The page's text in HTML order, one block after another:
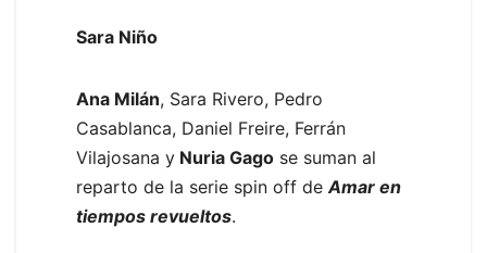
Sara Niño
Ana Milán, Sara Rivero, Pedro
Casablanca, Daniel Freire, Ferrán
Vilajosana y Nuria Gago se suman al
reparto de la serie spin off de Amar en
tiempos revueltos.